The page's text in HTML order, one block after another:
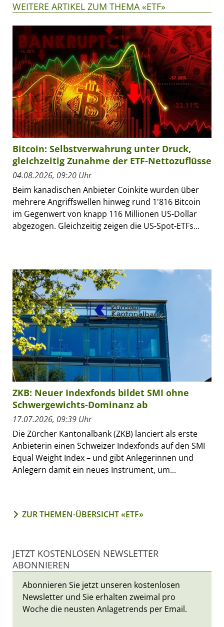
WEITERE ARTIKEL ZUM THEMA «ETF»
Bitcoin: Selbstverwahrung unter Druck,
gleichzeitig Zunahme der ETF-Nettozuflüsse
04.08.2026, 09:20 Uhr
Beim kanadischen Anbieter Coinkite wurden über
mehrere Angriffswellen hinweg rund 1'816 Bitcoin
im Gegenwert von knapp 116 Millionen US-Dollar
abgezogen. Gleichzeitig zeigen die US-Spot-ETFs...
ZKB: Neuer Indexfonds bildet SMI ohne
Schwergewichts-Dominanz ab
17.07.2026, 09:39 Uhr
Die Zürcher Kantonalbank (ZKB) lanciert als erste
Anbieterin einen Schweizer Indexfonds auf den SMI
Equal Weight Index – und gibt Anlegerinnen und
Anlegern damit ein neues Instrument, um...
ZUR THEMEN-ÜBERSICHT «ETF»
JETZT KOSTENLOSEN NEWSLETTER
ABONNIEREN
Abonnieren Sie jetzt unseren kostenlosen
Newsletter und Sie erhalten zweimal pro
Woche die neusten Anlagetrends per Email.